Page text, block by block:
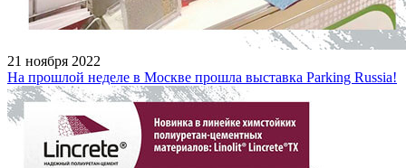
21 ноября 2022
На прошлой неделе в Москве прошла выставка Parking Russia!